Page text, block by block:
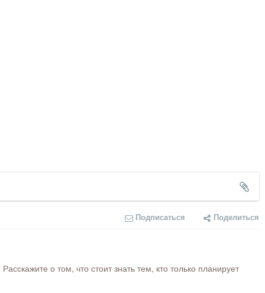
Подписаться Поделиться
о том, что стоит знать тем, кто только планирует